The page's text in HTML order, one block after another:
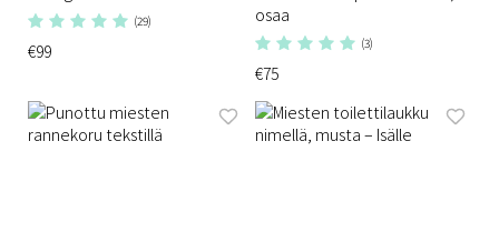
(29)
€99
osaa
(3)
€75